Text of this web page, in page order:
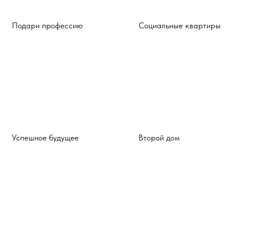
Подари профессию Социальные квартиры
Успешное будущее Второй дом